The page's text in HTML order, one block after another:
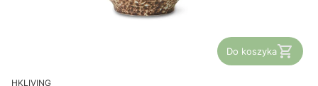
Do koszyka
PRODUCENT
HKLIVING